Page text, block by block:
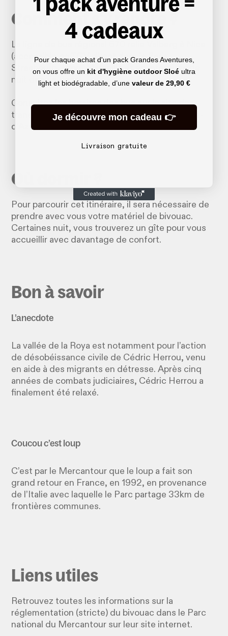
Comment s'y rendre ?
La ligne de bus régional 670 relie Valberg à Nice
(accessible en TGV direct depuis Paris,
Strasbourg, Lyon, Marseille et en Intercités de
nuit depuis Paris).
Consultez les horaires des bus sur le site des
transports régionaux de Provence-Alpes-Côte-
d’Azur (Zou!).
Où dormir ?
Pour parcourir cet itinéraire, il sera nécessaire de
prendre avec vous votre matériel de bivouac.
Certaines nuit, vous trouverez un gîte pour vous
accueillir avec davantage de confort.
Bon à savoir
L’anecdote
La vallée de la Roya est notamment pour l’action
de désobéissance civile de Cédric Herrou, venu
en aide à des migrants en détresse. Après cinq
années de combats judiciaires, Cédric Herrou a
finalement été relaxé.
Coucou c’est loup
C’est par le Mercantour que le loup a fait son
grand retour en France, en 1992, en provenance
de l’Italie avec laquelle le Parc partage 33km de
frontières communes.
Liens utiles
Retrouvez toutes les informations sur la
réglementation (stricte) du bivouac dans le Parc
national du Mercantour sur leur site internet.
4 cadeaux
Pour chaque achat d'un pack Grandes Aventures,
on vous offre un kit d'hygiène outdoor Sloé ultra
light et biodégradable, d’une valeur de 29,90 €
Je découvre mon cadeau 👉
Livraison gratuite